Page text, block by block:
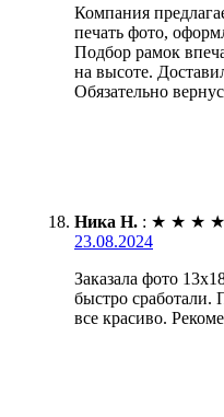
Компания
печать фото,
Подбор рамок
на высоте.
Обязательно
Ника Н. : ★ ★ ★ ★
23.08.2024
Заказала фото
быстро сработали.
все красиво.